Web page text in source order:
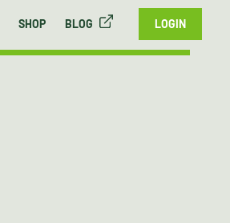
SHOP BLOG LOGIN